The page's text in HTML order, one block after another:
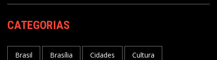
CATEGORIAS
Brasil Brasília Cidades Cultura